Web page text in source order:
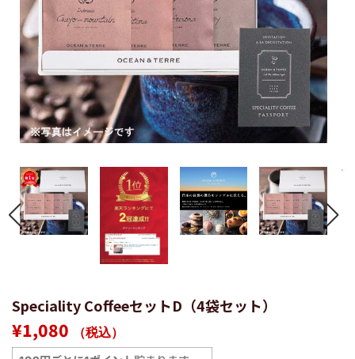
Speciality CoffeeセットD（4袋セット）
通
常
¥1,080 （税込）
売